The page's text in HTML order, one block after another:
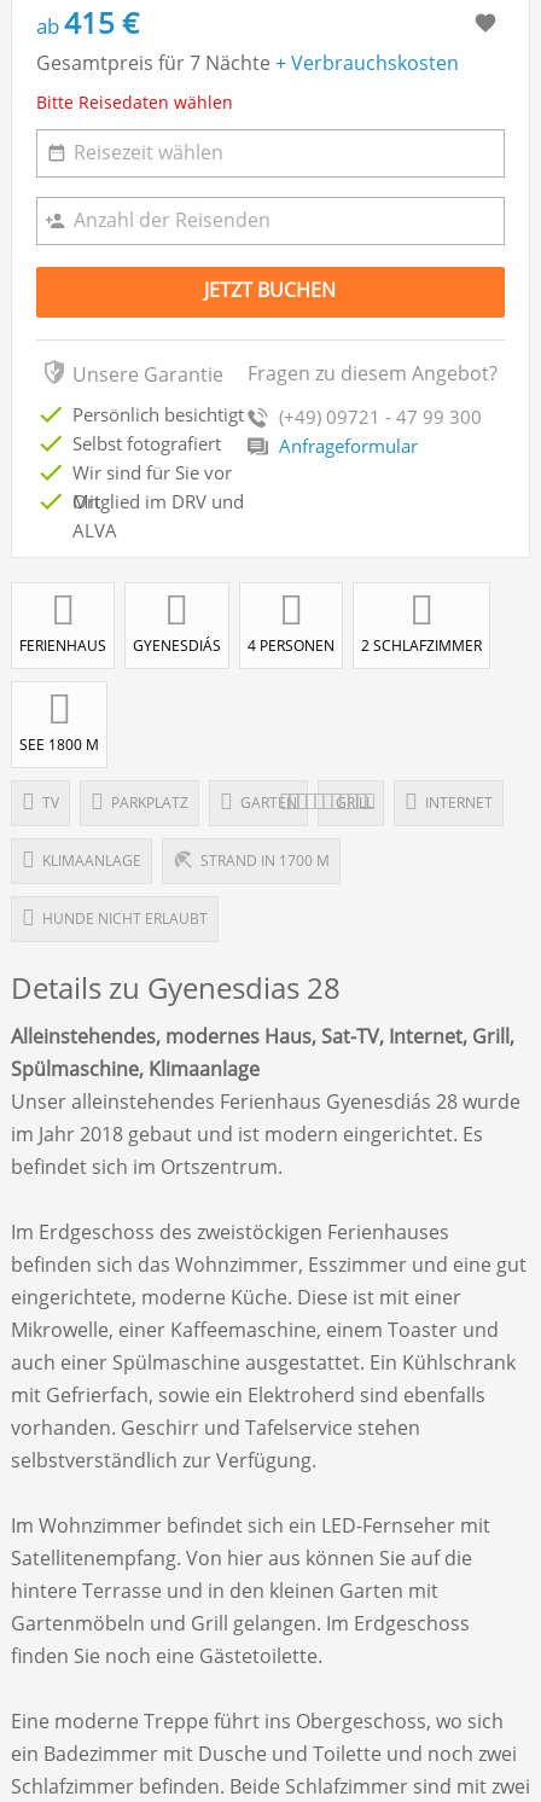
ab415 €
Gesamtpreis für 7 Nächte + Verbrauchskosten
Bitte Reisedaten wählen
JETZT BUCHEN
Unsere Garantie
Persönlich besichtigt
Selbst fotografiert
Wir sind für Sie vor
Ort
Mitglied im DRV und
ALVA
Fragen zu diesem Angebot?
(+49) 09721 - 47 99 300
Anfrageformular
FERIENHAUS GYENESDIÁS 4 PERSONEN 2 SCHLAFZIMMER
SEE 1800 M
TV PARKPLATZ GARTEN GRILL INTERNET
KLIMAANLAGE STRAND IN 1700 M
HUNDE NICHT ERLAUBT
Details zu Gyenesdias 28
Alleinstehendes, modernes Haus, Sat-TV, Internet, Grill,
Spülmaschine, Klimaanlage
Unser alleinstehendes Ferienhaus Gyenesdiás 28 wurde
im Jahr 2018 gebaut und ist modern eingerichtet. Es
befindet sich im Ortszentrum.
Im Erdgeschoss des zweistöckigen Ferienhauses
befinden sich das Wohnzimmer, Esszimmer und eine gut
eingerichtete, moderne Küche. Diese ist mit einer
Mikrowelle, einer Kaffeemaschine, einem Toaster und
auch einer Spülmaschine ausgestattet. Ein Kühlschrank
mit Gefrierfach, sowie ein Elektroherd sind ebenfalls
vorhanden. Geschirr und Tafelservice stehen
selbstverständlich zur Verfügung.
Im Wohnzimmer befindet sich ein LED-Fernseher mit
Satellitenempfang. Von hier aus können Sie auf die
hintere Terrasse und in den kleinen Garten mit
Gartenmöbeln und Grill gelangen. Im Erdgeschoss
finden Sie noch eine Gästetoilette.
Eine moderne Treppe führt ins Obergeschoss, wo sich
ein Badezimmer mit Dusche und Toilette und noch zwei
Schlafzimmer befinden. Beide Schlafzimmer sind mit zwei